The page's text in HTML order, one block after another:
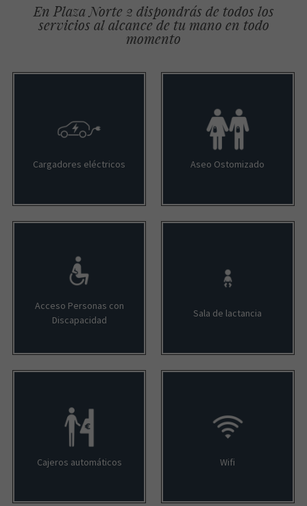
En Plaza Norte 2 dispondrás de todos los
servicios al alcance de tu mano en todo
momento
Cargadores eléctricos Aseo Ostomizado
Acceso Personas con
Discapacidad
Sala de lactancia
Cajeros automáticos Wifi